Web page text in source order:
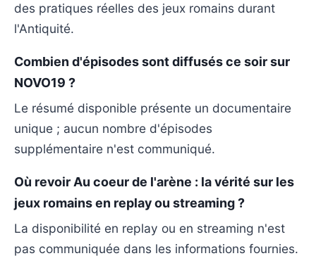
des pratiques réelles des jeux romains durant
l'Antiquité.
Combien d'épisodes sont diffusés ce soir sur
NOVO19 ?
Le résumé disponible présente un documentaire
unique ; aucun nombre d'épisodes
supplémentaire n'est communiqué.
Où revoir Au coeur de l'arène : la vérité sur les
jeux romains en replay ou streaming ?
La disponibilité en replay ou en streaming n'est
pas communiquée dans les informations fournies.